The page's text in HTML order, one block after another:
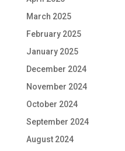
March 2025
February 2025
January 2025
December 2024
November 2024
October 2024
September 2024
August 2024